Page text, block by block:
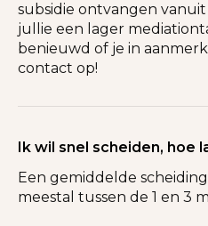
subsidie ontvangen
jullie een lager
benieuwd of je in
contact op!
Ik wil snel scheiden, hoe
Een gemiddelde
meestal tussen de 1 en 3